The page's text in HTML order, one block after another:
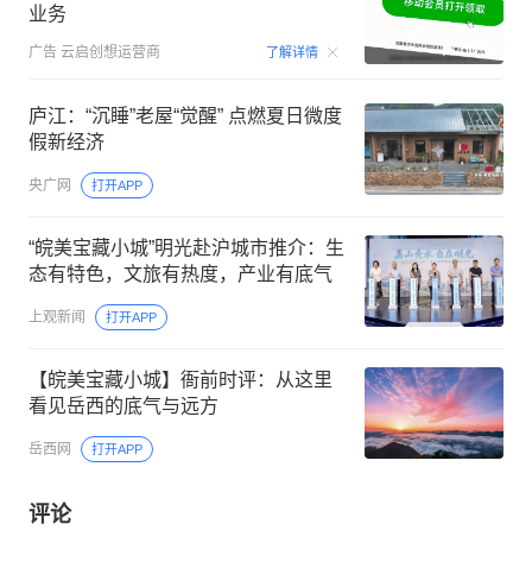
业务
广告 云启创想运营商 了解详情 00:15
庐江：“沉睡”老屋“觉醒” 点燃夏日微度
假新经济
央广网 打开APP
“皖美宝藏小城”明光赴沪城市推介：生
态有特色，文旅有热度，产业有底气
上观新闻 打开APP
【皖美宝藏小城】衙前时评：从这里
看见岳西的底气与远方
岳西网 打开APP
评论